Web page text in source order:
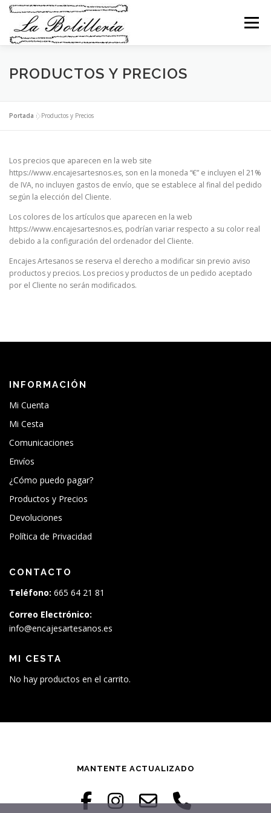
Saltar
contenido
Menú
TIENDA LA BOLILLERÍA TIENDA ARTESANA
SERVICIOS ENCUENTROS
CONTACTO MI CESTA
PRODUCTOS Y PRECIOS
Portada »Productos y Precios
Los precios que aparecen en la web site
https://www.encajesartesnos.es, son en la moneda “€” e incluyen el 21%
de IVA, no incluyen gastos de envío, que se establece al final del pedido
según la elección del Cliente.
Los colores de los artículos que aparecen en la web
https://www.encajesartesnos.es, podrían variar respecto a su color real
debido a la configuración del ordenador del Cliente.
Encajes Artesanos se reserva el derecho a modificar sin previo aviso
productos y precios. Los precios y productos de un pedido aceptado
por el Cliente no serán modificados.
INFORMACIÓN
Mi Cuenta
Mi Cesta
Comunicaciones
Envíos
¿Cómo puedo pagar?
Productos y Precios
Devoluciones
Política de Privacidad
CONTACTO
Teléfono: 665 64 21 81
Correo Electrónico:
info@encajesartesanos.es
MI CESTA
No hay productos en el carrito.
MANTENTE ACTUALIZADO